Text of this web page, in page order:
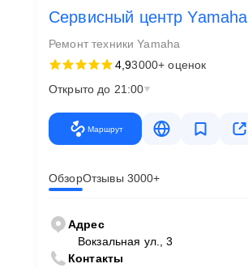
Сервисный центр Yamaha
Ремонт техники Yamaha
4,93000+ оценок
Открыто до 21:00
Маршрут
ОбзорОтзывы 3000+
Адрес
Вокзальная ул., 3
Контакты